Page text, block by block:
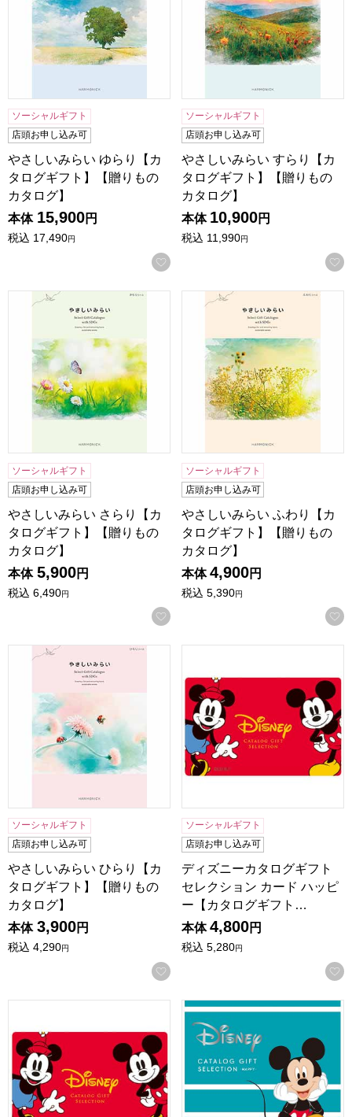
ソーシャルギフト
店頭お申し込み可
やさしいみらい ゆらり【カ
タログギフト】【贈りもの
カタログ】
本体 15,900円
税込 17,490円
お気に入りに登録する
ソーシャルギフト
店頭お申し込み可
やさしいみらい すらり【カ
タログギフト】【贈りもの
カタログ】
本体 10,900円
税込 11,990円
やさしいみらい さらり【カタログギフト】【贈りものカタ
ソーシャルギフト
店頭お申し込み可
やさしいみらい さらり【カ
タログギフト】【贈りもの
カタログ】
本体 5,900円
税込 6,490円
お気に入りに登録する
やさしいみらい ふわり【カ
ソーシャルギフト
店頭お申し込み可
やさしいみらい ふわり【カ
タログギフト】【贈りもの
カタログ】
本体 4,900円
税込 5,390円
やさしいみらい ひらり【カタログギフト】【贈りものカタ
ソーシャルギフト
店頭お申し込み可
やさしいみらい ひらり【カ
タログギフト】【贈りもの
カタログ】
本体 3,900円
税込 4,290円
お気に入りに登録する
ソーシャルギフト
店頭お申し込み可
ディズニーカタログギフト
セレクション カード ハッピ
ー【カタログギフト…
本体 4,800円
税込 5,280円
ディズニーカタログギフトセレクション カード スマイル【
ディズニーカタログギフト